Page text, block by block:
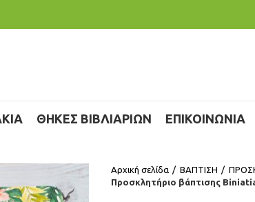
ΘΗΚΕΣ ΒΙΒΛΙΑΡΙΩΝ ΕΠΙΚΟΙΝΩΝΙΑ
Αρχική σελίδα ΒΑΠΤΙΣΗ
Προσκλητήριο βάπτισης